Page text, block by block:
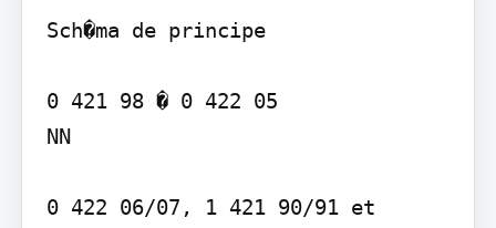
Sch�ma de principe
0 421 98 � 0 422 05
NN
0 422 06/07, 1 421 90/91 et